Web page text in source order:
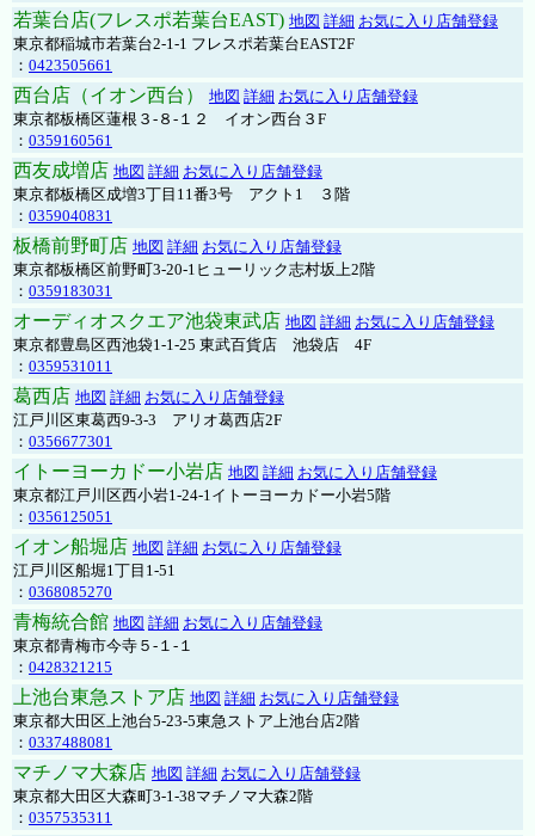
若葉台店(フレスポ若葉台EAST) 地図 詳細 お気に入り店舗登録
東京都稲城市若葉台2-1-1 フレスポ若葉台EAST2F
： 0423505661
西台店（イオン西台） 地図 詳細 お気に入り店舗登録
東京都板橋区蓮根３-８-１２ イオン西台３F
： 0359160561
西友成増店 地図 詳細 お気に入り店舗登録
東京都板橋区成増3丁目11番3号 アクト1 ３階
： 0359040831
板橋前野町店 地図 詳細 お気に入り店舗登録
東京都板橋区前野町3-20-1ヒューリック志村坂上2階
： 0359183031
オーディオスクエア池袋東武店 地図 詳細 お気に入り店舗登録
東京都豊島区西池袋1-1-25 東武百貨店 池袋店 4F
： 0359531011
葛西店 地図 詳細 お気に入り店舗登録
江戸川区東葛西9-3-3 アリオ葛西店2F
： 0356677301
イトーヨーカドー小岩店 地図 詳細 お気に入り店舗登録
東京都江戸川区西小岩1-24-1イトーヨーカドー小岩5階
： 0356125051
イオン船堀店 地図 詳細 お気に入り店舗登録
江戸川区船堀1丁目1-51
： 0368085270
青梅統合館 地図 詳細 お気に入り店舗登録
東京都青梅市今寺５-１-１
： 0428321215
上池台東急ストア店 地図 詳細 お気に入り店舗登録
東京都大田区上池台5-23-5東急ストア上池台店2階
： 0337488081
マチノマ大森店 地図 詳細 お気に入り店舗登録
東京都大田区大森町3-1-38マチノマ大森2階
： 0357535311